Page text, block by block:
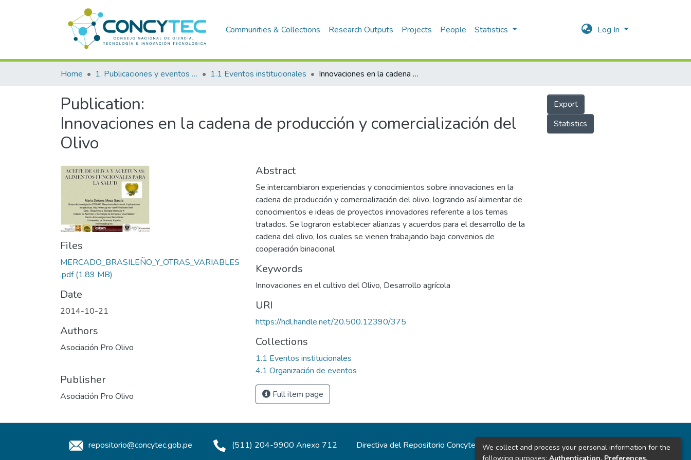
Communities & Collections Research Outputs Projects People Statistics Log In
Home 1. Publicaciones y eventos institucionales 1.1 Eventos institucionales Innovaciones en la cadena de producción y comercialización del Olivo
Publication:
Innovaciones en la cadena de producción y comercialización del
Olivo
Export
Statistics
Files
MERCADO_BRASILEÑO_Y_OTRAS_VARIABLES
.pdf (1.89 MB)
Date
2014-10-21
Authors
Asociación Pro Olivo
Publisher
Asociación Pro Olivo
Abstract
Se intercambiaron experiencias y conocimientos sobre innovaciones en la
cadena de producción y comercialización del olivo, logrando así alimentar de
conocimientos e ideas de proyectos innovadores referente a los temas
tratados. Se lograron establecer alianzas y acuerdos para el desarrollo de la
cadena del olivo, los cuales se vienen trabajando bajo convenios de
cooperación binacional
Keywords
Innovaciones en el cultivo del Olivo, Desarrollo agrícola
URI
https://hdl.handle.net/20.500.12390/375
Collections
1.1 Eventos institucionales
4.1 Organización de eventos
Full item page
repositorio@concytec.gob.pe (511) 204-9900 Anexo 712 Directiva del Repositorio Concytec Estadísticas del sitio
We collect and process your personal information for the